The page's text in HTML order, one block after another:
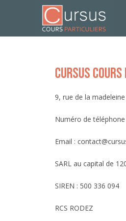
Cursus
9, rue de la
Numéro de
Email :
SARL au capital de
SIREN : 500 336 094
RCS RODEZ